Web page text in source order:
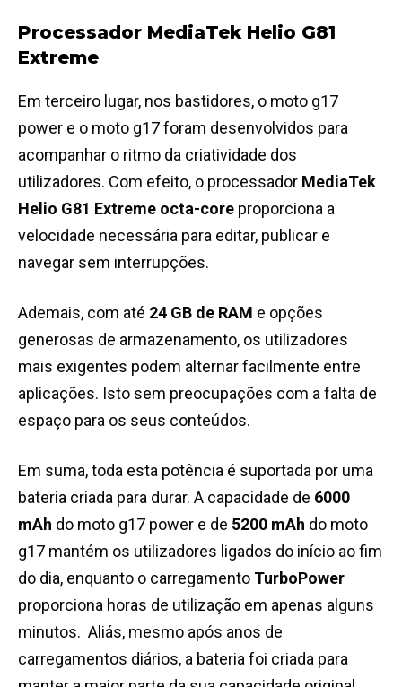
Processador MediaTek Helio G81
Extreme
Em terceiro lugar, nos bastidores, o moto g17
power e o moto g17 foram desenvolvidos para
acompanhar o ritmo da criatividade dos
utilizadores. Com efeito, o processador MediaTek
Helio G81 Extreme octa-core proporciona a
velocidade necessária para editar, publicar e
navegar sem interrupções.
Ademais, com até 24 GB de RAM e opções
generosas de armazenamento, os utilizadores
mais exigentes podem alternar facilmente entre
aplicações. Isto sem preocupações com a falta de
espaço para os seus conteúdos.
Em suma, toda esta potência é suportada por uma
bateria criada para durar. A capacidade de 6000
mAh do moto g17 power e de 5200 mAh do moto
g17 mantém os utilizadores ligados do início ao fim
do dia, enquanto o carregamento TurboPower
proporciona horas de utilização em apenas alguns
minutos. Aliás, mesmo após anos de
carregamentos diários, a bateria foi criada para